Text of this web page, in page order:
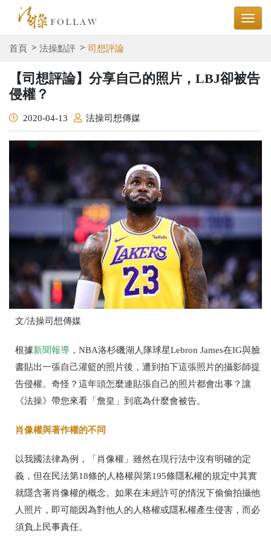
首頁 法操點評 司想評論
【司想評論】分享自己的照片，LBJ卻被告
侵權？
2020-04-13 法操司想傳媒
文/法操司想傳媒
根據新聞報導 ， NBA洛杉磯湖人隊球星Lebron James在IG與臉
書貼出一張自己灌籃的照片後，遭到拍下這張照片的攝影師提
告侵權。奇怪？這年頭怎麼連貼張自己的照片都會出事？讓
《法操》帶您來看「詹皇」到底為什麼會被告。
肖像權與著作權的不同
以我國法律為例，「肖像權」雖然在現行法中沒有明確的定
義，但在民法第18條的人格權與第195條隱私權的規定中其實
就隱含著肖像權的概念。如果在未經許可的情況下偷偷拍攝他
人照片，即可能因為對他人的人格權或隱私權產生侵害，而必
須負上民事責任。